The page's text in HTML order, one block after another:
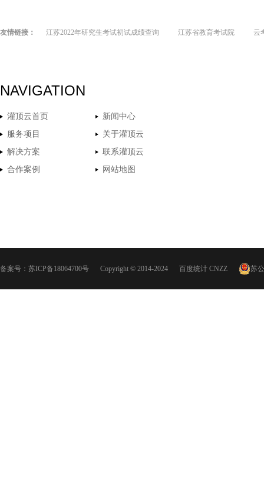
友情链接： 江苏2022年研究生考试初试成绩查询 江苏省教育考试院 云
NAVIGATION
灌顶云首页
新闻中心
服务项目
关于灌顶云
解决方案
联系灌顶云
合作案例
网站地图
备案号： 苏ICP备18064700号 Copyright © 2014-2024 百度统计 CNZZ 苏